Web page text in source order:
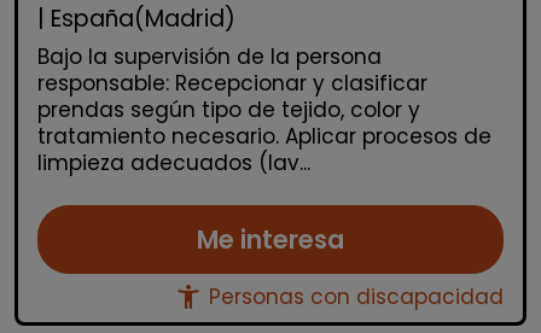
| España(Madrid)
Bajo la supervisión de la persona
responsable: Recepcionar y clasificar
prendas según tipo de tejido, color y
tratamiento necesario. Aplicar procesos de
limpieza adecuados (lav...
Me interesa
accessibility_new Personas con discapacidad